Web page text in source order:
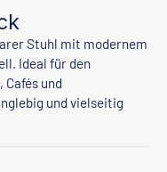
Stuhl mit modernem
Ideal für den
und
und vielseitig